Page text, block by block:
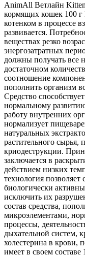
AnimAll Ветлайн
кормящих кошек 100 г
котенком в процессе
развивается.
веществах резко
энергозатратных
должны получать все
достаточном
соотношение
пополнить организм
Средство
нормальному
работу внутренних
нормализует
натуральных
растительного сырья,
криодеструкции.
заключается в
действием низких
технология позволяет
биологически
исключить их
состав средства,
микроэлементами,
процессы,
дыхательной систем,
холестерина в крови,
имеет в своем составе